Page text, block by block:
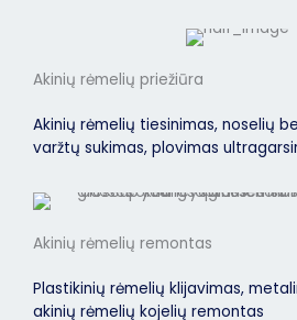
Akinių rėmelių priežiūra
Akinių rėmelių tiesinimas, noselių
varžtų sukimas, plovimas
Akinių rėmelių remontas
Plastikinių rėmelių klijavimas,
akinių rėmelių kojelių remontas